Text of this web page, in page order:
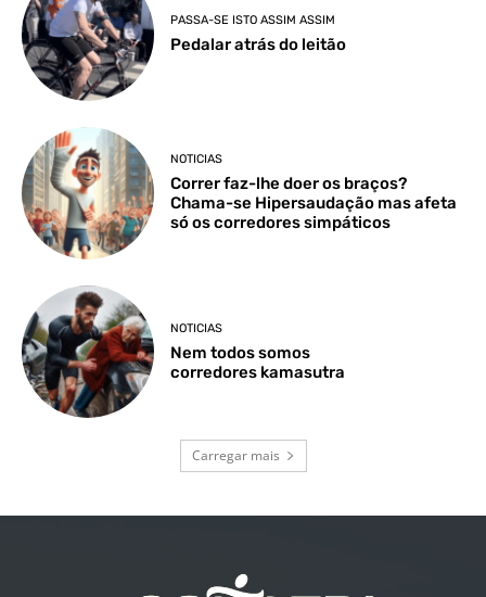
PASSA-SE ISTO ASSIM ASSIM
Pedalar atrás do leitão
NOTICIAS
Correr faz-lhe doer os braços?
Chama-se Hipersaudação mas afeta
só os corredores simpáticos
NOTICIAS
Nem todos somos
corredores kamasutra
Carregar mais